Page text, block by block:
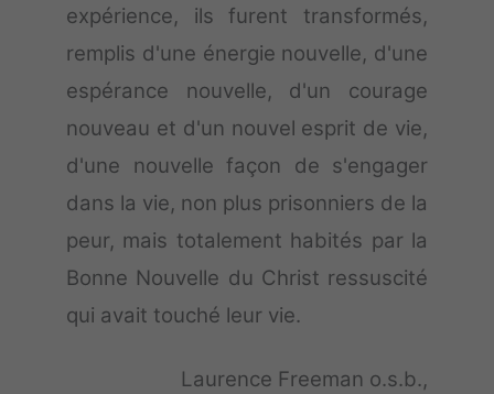
expérience, ils furent transformés,
remplis d'une énergie nouvelle, d'une
espérance nouvelle, d'un courage
nouveau et d'un nouvel esprit de vie,
d'une nouvelle façon de s'engager
dans la vie, non plus prisonniers de la
peur, mais totalement habités par la
Bonne Nouvelle du Christ ressuscité
qui avait touché leur vie.
Laurence Freeman o.s.b.,